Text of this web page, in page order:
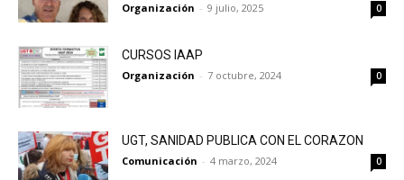
Organización - 9 julio, 2025 0
CURSOS IAAP
Organización - 7 octubre, 2024 0
UGT, SANIDAD PUBLICA CON EL CORAZON
Comunicación - 4 marzo, 2024 0